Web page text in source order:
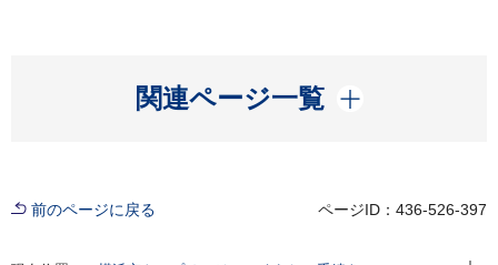
関連ページ一覧
開く
前のページに戻る ページID：436-526-397